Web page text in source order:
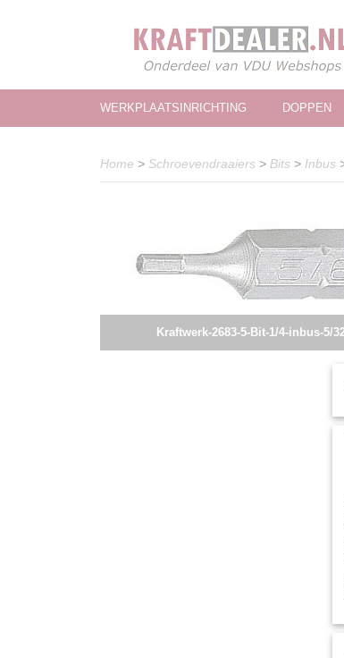
WERKPLAATSINRICHTING DOPPEN
Home > Schroevendraaiers > Bits > Inbus
Kraftwerk-2683-5-Bit-1/4-inbus-5/